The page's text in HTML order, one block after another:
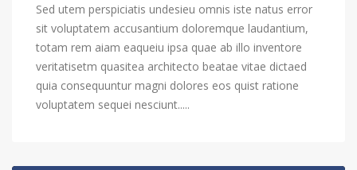
Sed utem perspiciatis undesieu omnis iste natus error
sit voluptatem accusantium doloremque laudantium,
totam rem aiam eaqueiu ipsa quae ab illo inventore
veritatisetm quasitea architecto beatae vitae dictaed
quia consequuntur magni dolores eos quist ratione
voluptatem sequei nesciunt.....